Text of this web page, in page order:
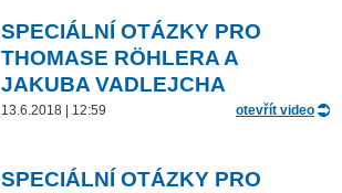
SPECIÁLNÍ OTÁZKY PRO
THOMASE RÖHLERA A
JAKUBA VADLEJCHA
13.6.2018 | 12:59 otevřít video
SPECIÁLNÍ OTÁZKY PRO